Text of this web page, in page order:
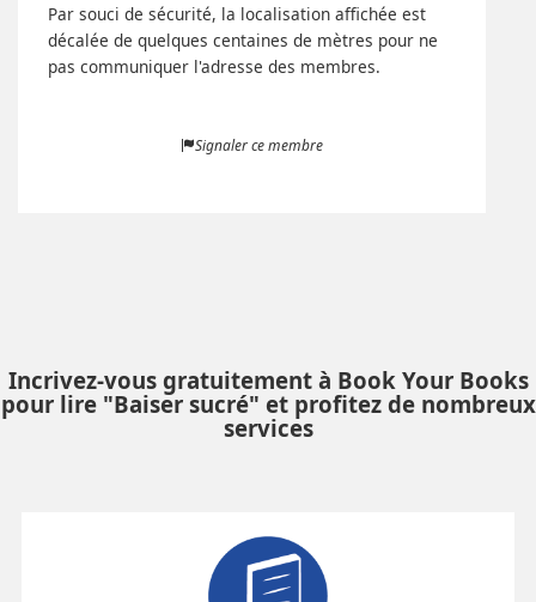
Par souci de sécurité, la localisation affichée est
décalée de quelques centaines de mètres pour ne
pas communiquer l'adresse des membres.
Signaler ce membre
Incrivez-vous gratuitement à Book Your Books
pour lire "Baiser sucré" et profitez de nombreux
services